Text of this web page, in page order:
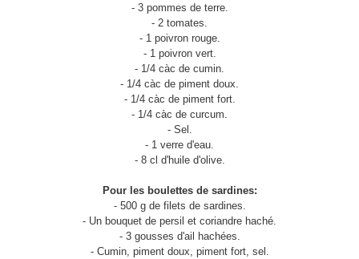
- 3 pommes de terre.
- 2 tomates.
- 1 poivron rouge.
- 1 poivron vert.
- 1/4 càc de cumin.
- 1/4 càc de piment doux.
- 1/4 càc de piment fort.
- 1/4 càc de curcum.
- Sel.
- 1 verre d'eau.
- 8 cl d'huile d'olive.
Pour les boulettes de sardines:
- 500 g de filets de sardines.
- Un bouquet de persil et coriandre haché.
- 3 gousses d'ail hachées.
- Cumin, piment doux, piment fort, sel.